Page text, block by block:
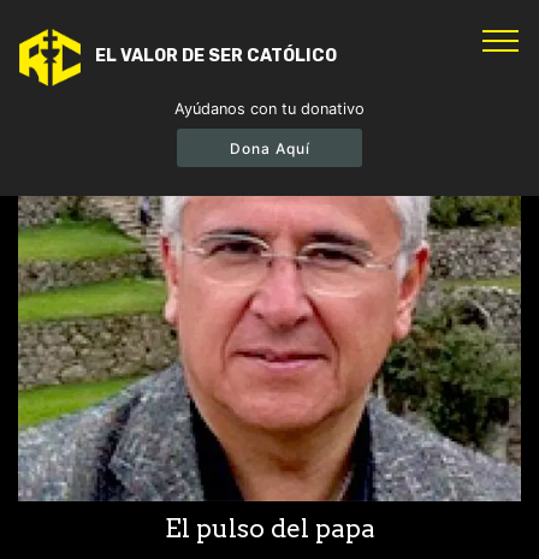
EL VALOR DE SER CATÓLICO
Ayúdanos con tu donativo
Dona Aquí
El pulso del papa